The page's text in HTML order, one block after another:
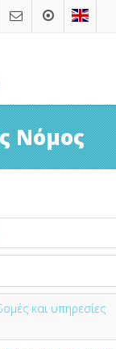
Νόμος
και υπηρεσίες